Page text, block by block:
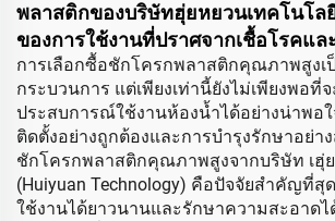
พลาสติกของบริษัทฮุ่ยหยวนเทคโนโ
ของการใช้งานที่ปราศจากเชื้อโรคแ
การเลือกซื้อชักโครกพลาสติกคุณภาพสูงเ
กระบวนการ แต่เพียงเท่านี้ยังไม่เพียงพอที่
ประสบการณ์ใช้งานห้องน้ำได้อย่างน่าพอใ
ติดตั้งอย่างถูกต้องและการบำรุงรักษาอย่า
ชักโครกพลาสติกคุณภาพสูงจากบริษัท เฮุ่
(Huiyuan Technology) คือปัจจัยสำคัญที่สุ
ใช้งานได้ยาวนานและรักษาความสะอาด